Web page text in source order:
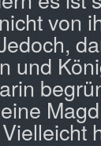
von
und